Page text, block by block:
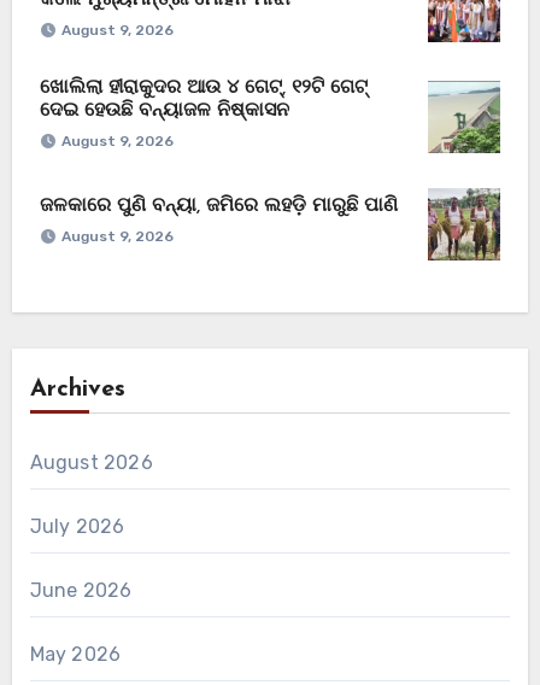
August 9, 2026
ଖୋଲିଲା ହୀରାକୁଦର ଆଉ ୪ ଗେଟ୍, ୧୨ଟି ଗେଟ୍
ଦେଇ ହେଉଛି ବନ୍ୟାଜଳ ନିଷ୍କାସନ
August 9, 2026
ଜଳକାରେ ପୁଣି ବନ୍ୟା, ଜମିରେ ଲହଡ଼ି ମାରୁଛି ପାଣି
August 9, 2026
Archives
August 2026
July 2026
June 2026
May 2026